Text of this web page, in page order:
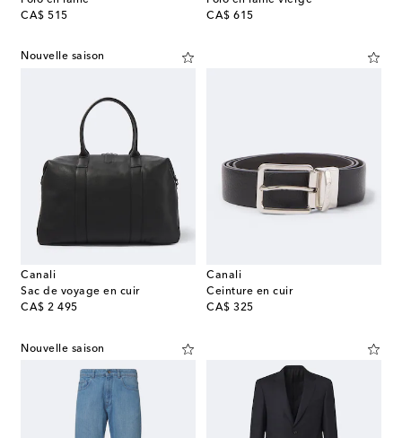
CA$ 515
original price
CA$ 615
original price
Nouvelle saison
Canali
Sac de voyage en cuir
CA$ 2 495
original price
Canali
Ceinture en cuir
CA$ 325
original price
Nouvelle saison